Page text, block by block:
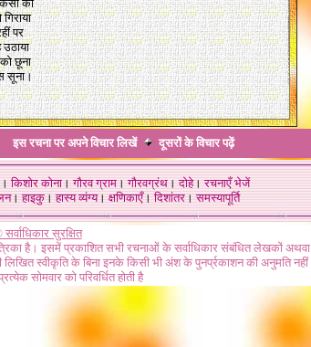
को
पर
छूना
सूना।
इस रचना पर अपने विचार लिखें दूसरों के विचारपढ़ें
।किशोर कोना।गौरव ग्राम।गौरवग्रंथ।दोहे।रचनाएँ भेजें
। हाइकु। हास्य व्यंग्य। क्षणिकाएँ। दिशांतर। समस्यापूर्ति
सुरक्षित
है। इसमें प्रकाशित सभी रचनाओं के सर्वाधिकार संबंधित लेखकों अथवा
स्वीकृति के बिना इनके किसी भी अंश के पुनर्प्रकाशन की अनुमति नहीं
सोमवार को परिवर्धित होती है